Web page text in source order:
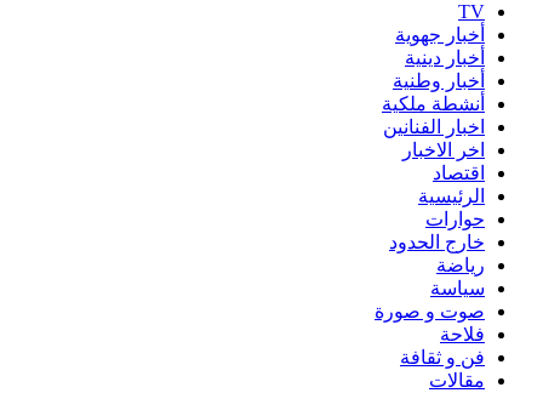
TV
أخبار جهوية
أخبار دينية
أخبار وطنية
أنشطة ملكية
اخبار الفنانين
اخر الاخبار
اقتصاد
الرئيسية
حوارات
خارج الحدود
رياضة
سياسة
صوت و صورة
فلاحة
فن و ثقافة
مقالات